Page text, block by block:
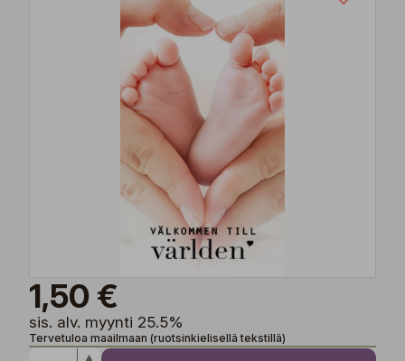
1,50 €
sis. alv. myynti 25.5%
Tervetuloa maailmaan (ruotsinkielisellä tekstillä)